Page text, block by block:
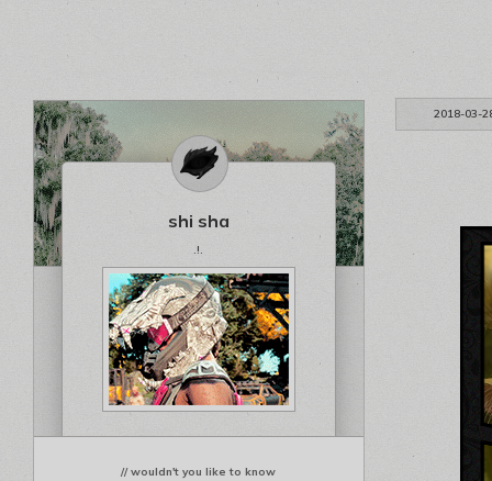
2018-03-
shi sha
.!.
// wouldn't you like to know